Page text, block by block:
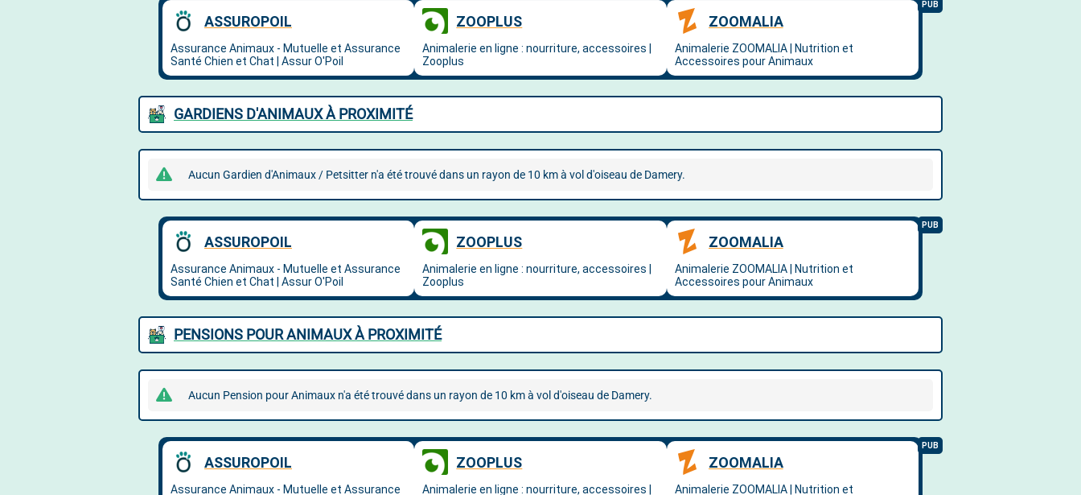
GARDIENS D'ANIMAUX À PROXIMITÉ
Aucun Gardien d'Animaux / Petsitter n'a été trouvé dans un rayon de 10 km à vol d'oiseau de Damery.
PENSIONS POUR ANIMAUX À PROXIMITÉ
Aucun Pension pour Animaux n'a été trouvé dans un rayon de 10 km à vol d'oiseau de Damery.